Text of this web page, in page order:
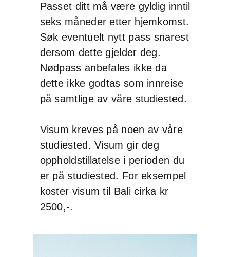
Passet ditt må være gyldig inntil
seks måneder etter hjemkomst.
Søk eventuelt nytt pass snarest
dersom dette gjelder deg.
Nødpass anbefales ikke da
dette ikke godtas som innreise
på samtlige av våre studiested.
Visum kreves på noen av våre
studiested. Visum gir deg
oppholdstillatelse i perioden du
er på studiested. For eksempel
koster visum til Bali cirka kr
2500,-.